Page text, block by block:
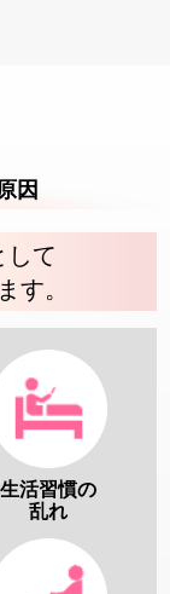
因
して
す。
生活習慣の
乱れ